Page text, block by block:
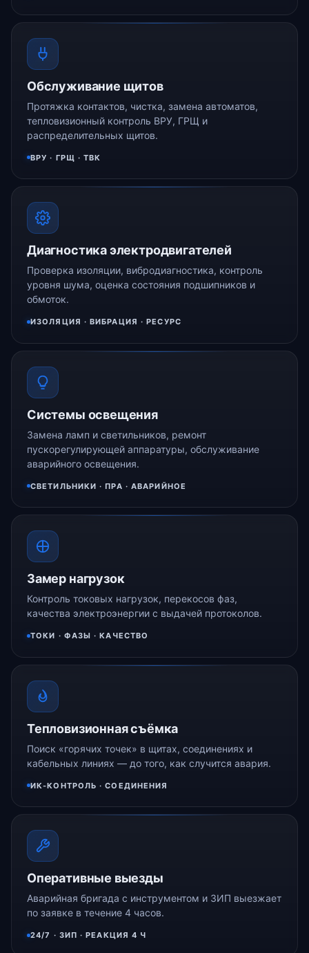
Обслуживание щитов
Протяжка контактов, чистка, замена автоматов,
тепловизионный контроль ВРУ, ГРЩ и
распределительных щитов.
ВРУ · ГРЩ · ТВК
Диагностика электродвигателей
Проверка изоляции, вибродиагностика, контроль
уровня шума, оценка состояния подшипников и
обмоток.
ИЗОЛЯЦИЯ · ВИБРАЦИЯ · РЕСУРС
Системы освещения
Замена ламп и светильников, ремонт
пускорегулирующей аппаратуры, обслуживание
аварийного освещения.
СВЕТИЛЬНИКИ · ПРА · АВАРИЙНОЕ
Замер нагрузок
Контроль токовых нагрузок, перекосов фаз,
качества электроэнергии с выдачей протоколов.
ТОКИ · ФАЗЫ · КАЧЕСТВО
Тепловизионная съёмка
Поиск «горячих точек» в щитах, соединениях и
кабельных линиях — до того, как случится авария.
ИК-КОНТРОЛЬ · СОЕДИНЕНИЯ
Оперативные выезды
Аварийная бригада с инструментом и ЗИП выезжает
по заявке в течение 4 часов.
24/7 · ЗИП · РЕАКЦИЯ 4 Ч